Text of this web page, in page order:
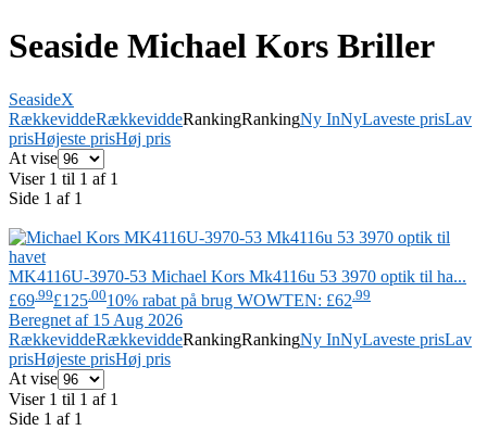
Seaside Michael Kors Briller
SeasideX
RækkeviddeRækkeviddeRankingRankingNy InNyLaveste prisLav
prisHøjeste prisHøj pris
At vise
Viser 1 til 1 af 1
Side 1 af 1
MK4116U-3970-53 Michael Kors Mk4116u 53 3970 optik til ha...
£69 .99£125 .0010% rabat på brug WOWTEN: £62 .99
Beregnet af 15 Aug 2026
RækkeviddeRækkeviddeRankingRankingNy InNyLaveste prisLav
prisHøjeste prisHøj pris
At vise
Viser 1 til 1 af 1
Side 1 af 1